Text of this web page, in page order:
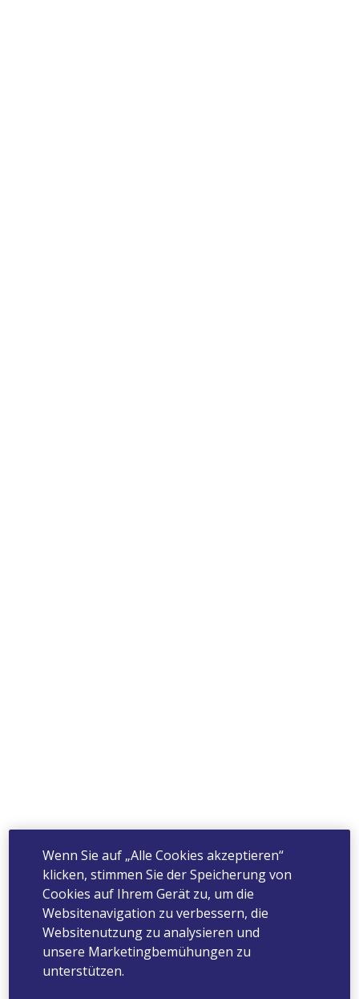
Wenn Sie auf „Alle Cookies akzeptieren“
klicken, stimmen Sie der Speicherung von
Cookies auf Ihrem Gerät zu, um die
Websitenavigation zu verbessern, die
Websitenutzung zu analysieren und
unsere Marketingbemühungen zu
unterstützen.